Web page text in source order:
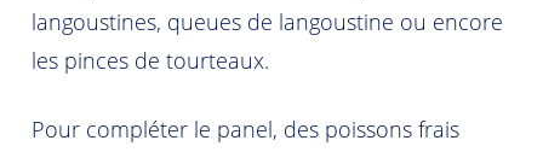
langoustines, queues de langoustine ou encore
les pinces de tourteaux.
Pour compléter le panel, des poissons frais